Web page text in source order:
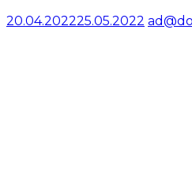
20.04.202225.05.2022